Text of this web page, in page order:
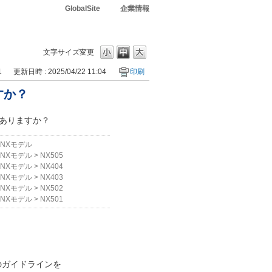
GlobalSite 企業情報
文字サイズ変更
更新日時 : 2025/04/22 11:04 印刷
？
りますか？
NXモデル
NXモデル > NX505
NXモデル > NX404
NXモデル > NX403
NXモデル > NX502
NXモデル > NX501
イドラインを